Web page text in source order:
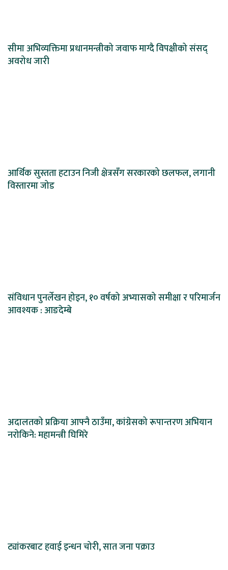
सीमा अभिव्यक्तिमा प्रधानमन्त्रीको जवाफ माग्दै विपक्षीको संसद्
अवरोध जारी
आर्थिक सुस्तता हटाउन निजी क्षेत्रसँग सरकारको छलफल, लगानी
विस्तारमा जोड
संविधान पुनर्लेखन होइन, १० वर्षको अभ्यासको समीक्षा र परिमार्जन
आवश्यक : आङदेम्बे
अदालतको प्रक्रिया आफ्नै ठाउँमा, कांग्रेसको रूपान्तरण अभियान
नरोकिने: महामन्त्री घिमिरे
ट्यांकरबाट हवाई इन्धन चोरी, सात जना पक्राउ